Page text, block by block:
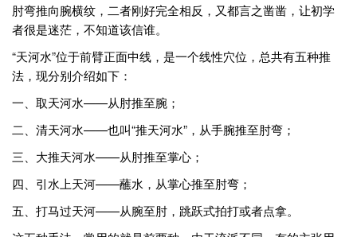
肘弯推向腕横纹，二者刚好完全相反，又都言之凿凿，让初学
者很是迷茫，不知道该信谁。
“天河水”位于前臂正面中线，是一个线性穴位，总共有五种推
法，现分别介绍如下：
一、取天河水——从肘推至腕；
二、清天河水——也叫“推天河水”，从手腕推至肘弯；
三、大推天河水——从肘推至掌心；
四、引水上天河——蘸水，从掌心推至肘弯；
五、打马过天河——从腕至肘，跳跃式拍打或者点拿。